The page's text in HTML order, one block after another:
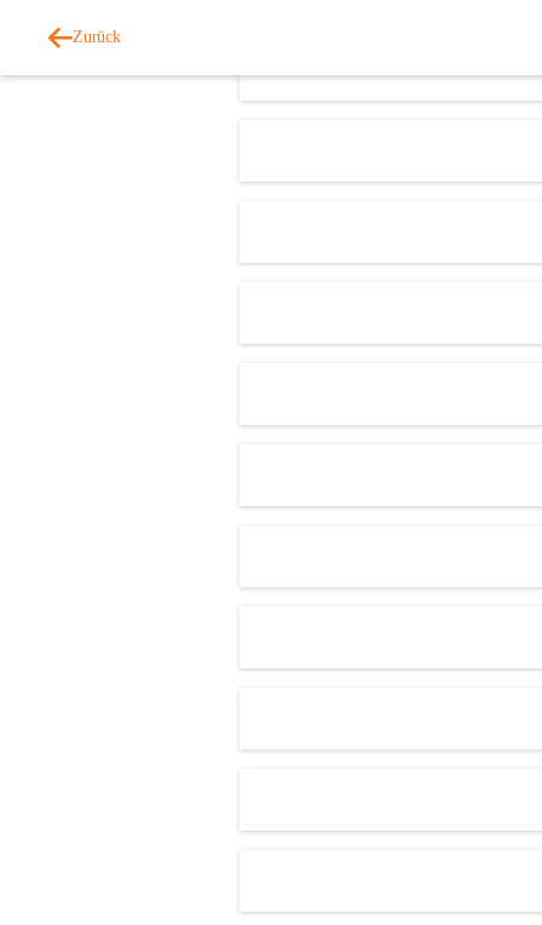
Zurück